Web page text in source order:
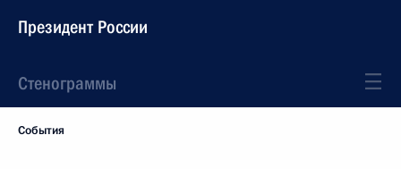
Президент России
Стенограммы
События